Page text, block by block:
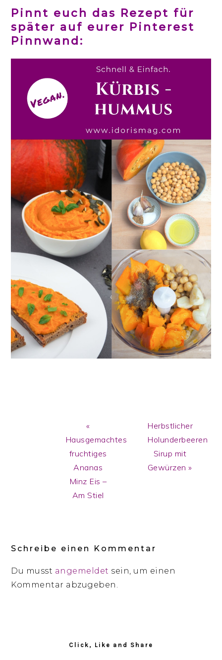
Pinnt euch das Rezept für
später auf eurer Pinterest
Pinnwand:
Previous
Post:
«
Hausgemachtes
fruchtiges
Ananas
Minz Eis –
Am Stiel
Next
Post:
Herbstlicher
Holunderbeeren
Sirup mit
Gewürzen »
Schreibe einen Kommentar
Du musst angemeldet sein, um einen
Kommentar abzugeben.
Click, Like and Share